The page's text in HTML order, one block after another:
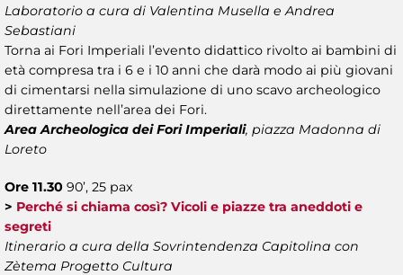
Laboratorio a cura di Valentina Musella e Andrea
Sebastiani
Torna ai Fori Imperiali l’evento didattico rivolto ai bambini di
età compresa tra i 6 e i 10 anni che darà modo ai più giovani
di cimentarsi nella simulazione di uno scavo archeologico
direttamente nell’area dei Fori.
Area Archeologica dei Fori Imperiali, piazza Madonna di
Loreto
Ore 11.30 90’, 25 pax
> Perché si chiama così? Vicoli e piazze tra aneddoti e
segreti
Itinerario a cura della Sovrintendenza Capitolina con
Zètema Progetto Cultura